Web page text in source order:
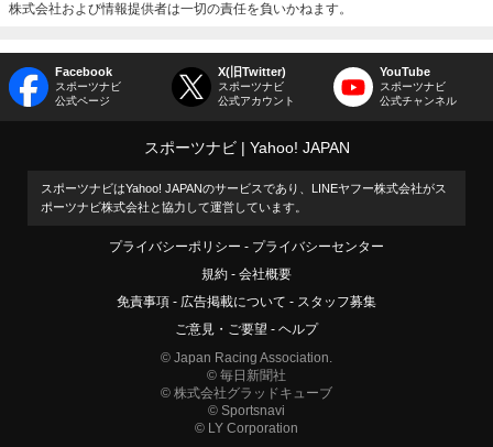
株式会社および情報提供者は一切の責任を負いかねます。
Facebook
スポーツナビ
公式ページ
X(旧Twitter)
スポーツナビ
公式アカウント
YouTube
スポーツナビ
公式チャンネル
スポーツナビ Yahoo! JAPAN
スポーツナビはYahoo! JAPANのサービスであり、LINEヤフー株式会社がス
ポーツナビ株式会社と協力して運営しています。
プライバシーポリシー
プライバシーセンター
規約
会社概要
免責事項
広告掲載について
スタッフ募集
ご意見・ご要望
ヘルプ
© Japan Racing Association.
© 毎日新聞社
© 株式会社グラッドキューブ
© Sportsnavi
© LY Corporation